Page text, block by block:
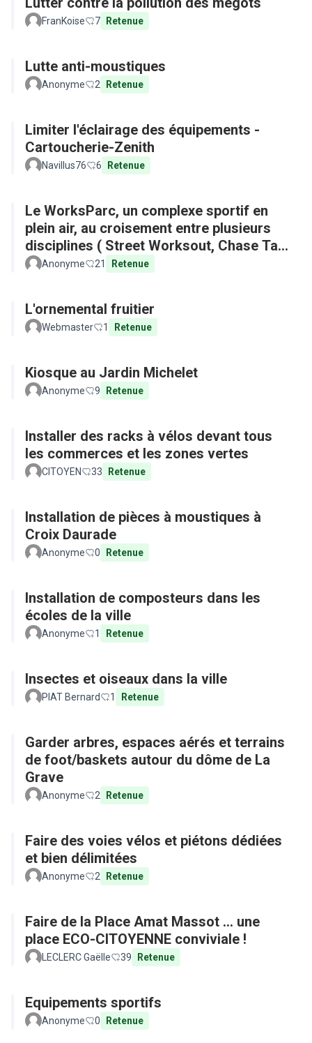
FranKoise 7 Retenue
Lutte anti-moustiques
Anonyme 2 Retenue
Limiter l'éclairage des équipements -
Cartoucherie-Zenith
Navillus76 6 Retenue
Le WorksParc, un complexe sportif en
plein air, au croisement entre plusieurs
disciplines ( Street Worksout, Chase Tag,
Parkour)
Anonyme 21 Retenue
L'ornemental fruitier
Webmaster 1 Retenue
Kiosque au Jardin Michelet
Anonyme 9 Retenue
Installer des racks à vélos devant tous
les commerces et les zones vertes
CITOYEN 33 Retenue
Installation de pièces à moustiques à
Croix Daurade
Anonyme 0 Retenue
Installation de composteurs dans les
écoles de la ville
Anonyme 1 Retenue
Insectes et oiseaux dans la ville
PIAT Bernard 1 Retenue
Garder arbres, espaces aérés et terrains
de foot/baskets autour du dôme de La
Grave
Anonyme 2 Retenue
Faire des voies vélos et piétons dédiées
et bien délimitées
Anonyme 2 Retenue
Faire de la Place Amat Massot ... une
place ECO-CITOYENNE conviviale !
LECLERC Gaëlle 39 Retenue
Equipements sportifs
Anonyme 0 Retenue